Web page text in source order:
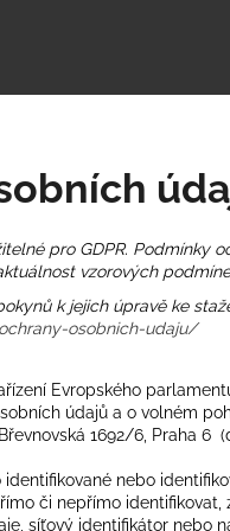
pro GDPR. Podmínky
vzorových
k jejich úpravě ke
osobnich-udaju/
Evropského
údajů a o volném
1692/6, Praha 6
nebo
či nepřímo identifikovat,
síťový identifikátor nebo